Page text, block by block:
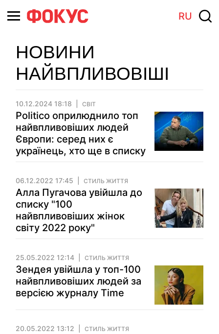
RU
НОВИНИ
НАЙВПЛИВОВІШІ
10.12.2024 18:18 СВІТ
Politico оприлюднило топ
найвпливовіших людей
Європи: серед них є
українець, хто ще в списку
06.12.2022 17:45 СТИЛЬ ЖИТТЯ
Алла Пугачова увійшла до
списку "100
найвпливовіших жінок
світу 2022 року"
25.05.2022 12:14 СТИЛЬ ЖИТТЯ
Зендея увійшла у топ-100
найвпливовіших людей за
версією журналу Time
20.05.2022 13:12 СТИЛЬ ЖИТТЯ